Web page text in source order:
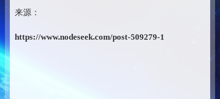
来源：
https://www.nodeseek.com/post-509279-1